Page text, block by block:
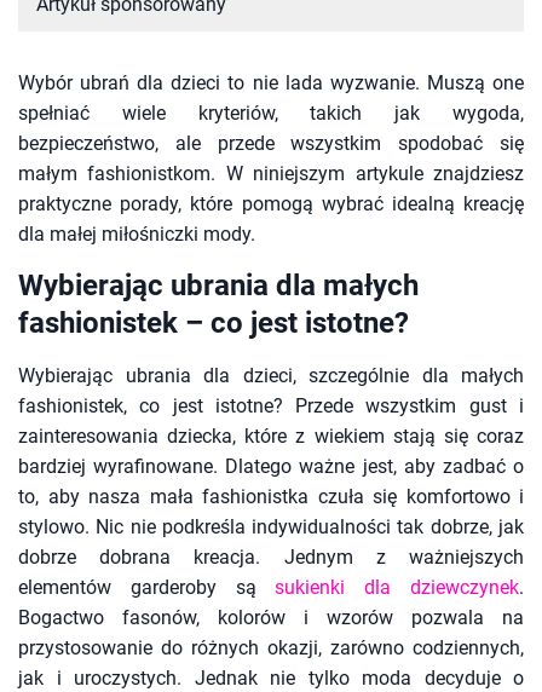
Artykuł sponsorowany
Wybór ubrań dla dzieci to nie lada wyzwanie. Muszą one
spełniać wiele kryteriów, takich jak wygoda,
bezpieczeństwo, ale przede wszystkim spodobać się
małym fashionistkom. W niniejszym artykule znajdziesz
praktyczne porady, które pomogą wybrać idealną kreację
dla małej miłośniczki mody.
Wybierając ubrania dla małych
fashionistek – co jest istotne?
Wybierając ubrania dla dzieci, szczególnie dla małych
fashionistek, co jest istotne? Przede wszystkim gust i
zainteresowania dziecka, które z wiekiem stają się coraz
bardziej wyrafinowane. Dlatego ważne jest, aby zadbać o
to, aby nasza mała fashionistka czuła się komfortowo i
stylowo. Nic nie podkreśla indywidualności tak dobrze, jak
dobrze dobrana kreacja. Jednym z ważniejszych
elementów garderoby sąsukienki dla dziewczynek.
Bogactwo fasonów, kolorów i wzorów pozwala na
przystosowanie do różnych okazji, zarówno codziennych,
jak i uroczystych. Jednak nie tylko moda decyduje o